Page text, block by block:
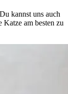
kannst uns auch
am besten zu